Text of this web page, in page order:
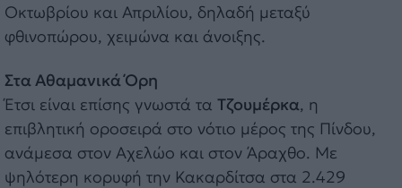
Οκτωβρίου και Απριλίου, δηλαδή μεταξύ
φθινοπώρου, χειμώνα και άνοιξης.
Στα Αθαμανικά Όρη
Έτσι είναι επίσης γνωστά τα Τζουμέρκα, η
επιβλητική οροσειρά στο νότιο μέρος της Πίνδου,
ανάμεσα στον Αχελώο και στον Άραχθο. Με
ψηλότερη κορυφή την Κακαρδίτσα στα 2.429